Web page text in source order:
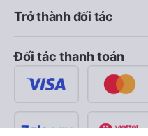
Trở thành đối tác
Đối tác thanh toán